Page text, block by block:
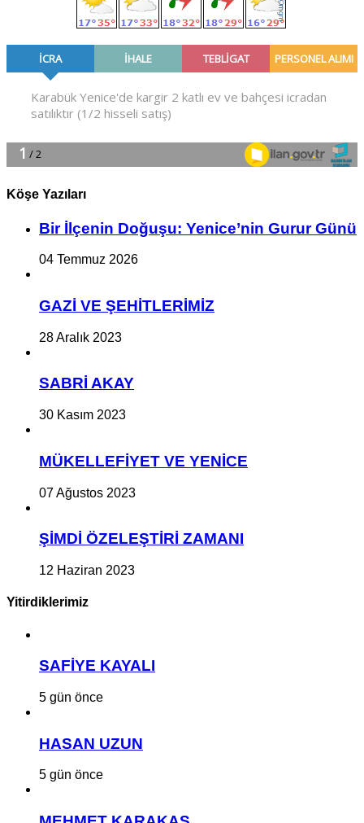
Köşe Yazıları
Bir İlçe­nin Do­ğu­şu: Ye­ni­ce’nin Gurur Günü
04 Temmuz 2026
GAZİ VE ŞEHİTLERİMİZ
28 Aralık 2023
SABRİ AKAY
30 Kasım 2023
MÜKELLEFİYET VE YENİCE
07 Ağustos 2023
ŞİMDİ ÖZELEŞTİRİ ZAMANI
12 Haziran 2023
Yitirdiklerimiz
SAFİYE KAYALI
5 gün önce
HASAN UZUN
5 gün önce